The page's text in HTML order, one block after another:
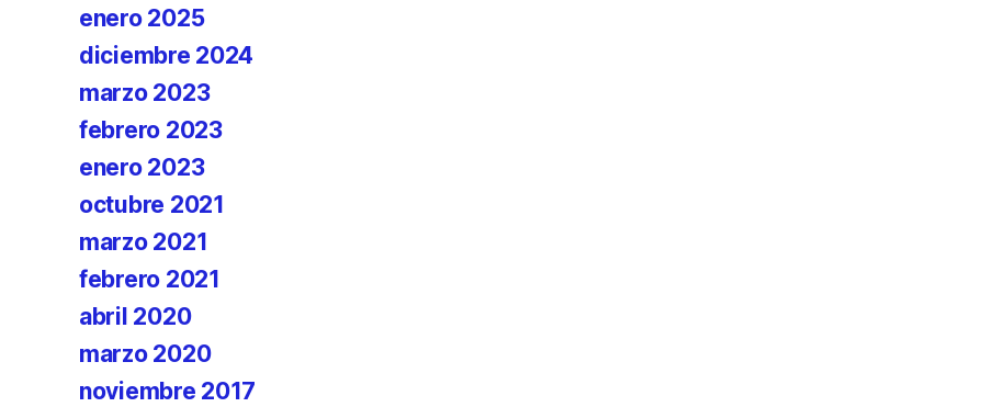
enero 2025
diciembre 2024
marzo 2023
febrero 2023
enero 2023
octubre 2021
marzo 2021
febrero 2021
abril 2020
marzo 2020
noviembre 2017